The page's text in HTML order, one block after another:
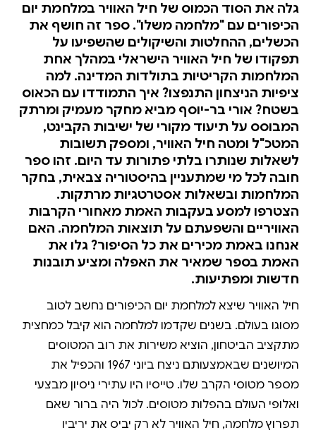
גלה את הסוד הכמוס של חיל האוויר במלחמת יום
הכיפורים עם "מלחמה משלו". ספר זה חושף את
הכשלים, ההחלטות והשיקולים שהשפיעו על
תפקודו של חיל האוויר הישראלי במהלך אחת
המלחמות הקריטיות בתולדות המדינה. למה
ציפיות הניצחון התנפצו? איך התמודדו עם הכאוס
בשטח? אורי בר-יוסף מביא מחקר מעמיק ומרתק
המבוסס על תיעוד מקורי של ישיבות הקבינט,
המטכ"ל ומטה חיל האוויר, ומספק תשובות
לשאלות שנותרו בלתי פתורות עד היום. זהו ספר
חובה לכל מי שמתעניין בהיסטוריה צבאית, בחקר
המלחמות ובשאלות אסטרטגיות מרתקות.
הצטרפו למסע בעקבות האמת מאחורי הקרבות
האוויריים והשפעתם על תוצאות המלחמה. האם
אנחנו באמת מכירים את כל הסיפור? גלו את
האמת בספר שמאיר את האפלה ומציע תובנות
חדשות ומפתיעות.
חיל האוויר שיצא למלחמת יום הכיפורים נחשב לטוב
מסוגו בעולם. בשנים שקדמו למלחמה הוא קיבל כמחצית
מתקציב הביטחון, הוציא משירות את רוב המטוסים
המיושנים שבאמצעותם ניצח ביוני 1967 והכפיל את
מספר מטוסי הקרב שלו. טייסיו היו עתירי ניסיון מבצעי
ואלופי העולם בהפלות מטוסים. לכול היה ברור שאם
תפרוץ מלחמה, חיל האוויר לא רק יביס את יריביו